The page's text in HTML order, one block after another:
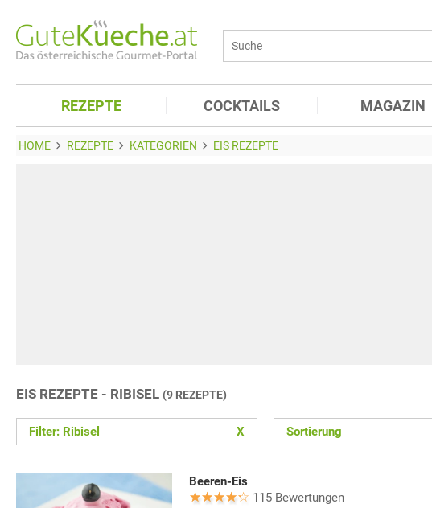
REZEPTE COCKTAILS MAGAZIN
HOME REZEPTE KATEGORIEN EIS REZEPTE
EIS REZEPTE - RIBISEL (9 REZEPTE)
Filter: Ribisel X Sortierung
Beeren-Eis
115 Bewertungen